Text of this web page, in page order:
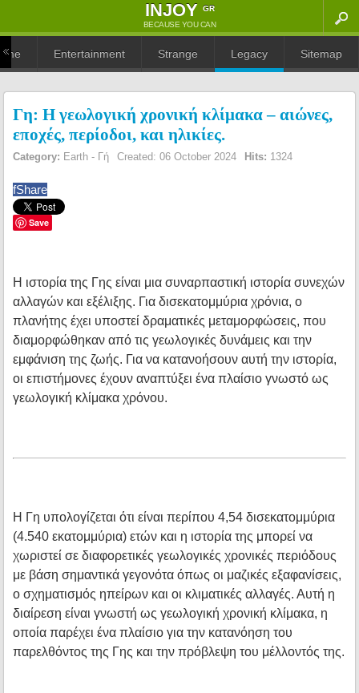
ΙNJOY
GR
BECAUSE YOU CAN
Entertainment Strange Legacy Sitemap
Γη: Η γεωλογική χρονική κλίμακα – αιώνες,
εποχές, περίοδοι, και ηλικίες.
Category: Earth - Γή Created: 06 October 2024 Hits: 1324
fShare
Save
Η ιστορία της Γης είναι μια συναρπαστική ιστορία συνεχών
αλλαγών και εξέλιξης. Για δισεκατομμύρια χρόνια, ο
πλανήτης έχει υποστεί δραματικές μεταμορφώσεις, που
διαμορφώθηκαν από τις γεωλογικές δυνάμεις και την
εμφάνιση της ζωής. Για να κατανοήσουν αυτή την ιστορία,
οι επιστήμονες έχουν αναπτύξει ένα πλαίσιο γνωστό ως
γεωλογική κλίμακα χρόνου.
Η Γη υπολογίζεται ότι είναι περίπου 4,54 δισεκατομμύρια
(4.540 εκατομμύρια) ετών και η ιστορία της μπορεί να
χωριστεί σε διαφορετικές γεωλογικές χρονικές περιόδους
με βάση σημαντικά γεγονότα όπως οι μαζικές εξαφανίσεις,
ο σχηματισμός ηπείρων και οι κλιματικές αλλαγές. Αυτή η
διαίρεση είναι γνωστή ως γεωλογική χρονική κλίμακα, η
οποία παρέχει ένα πλαίσιο για την κατανόηση του
παρελθόντος της Γης και την πρόβλεψη του μέλλοντός της.